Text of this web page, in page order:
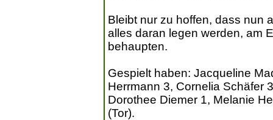
Bleibt nur zu hoffen, dass nun
alles daran legen werden, am
behaupten.
Gespielt haben: Jacqueline
Herrmann 3, Cornelia Schäfer
Dorothee Diemer 1, Melanie
(Tor).